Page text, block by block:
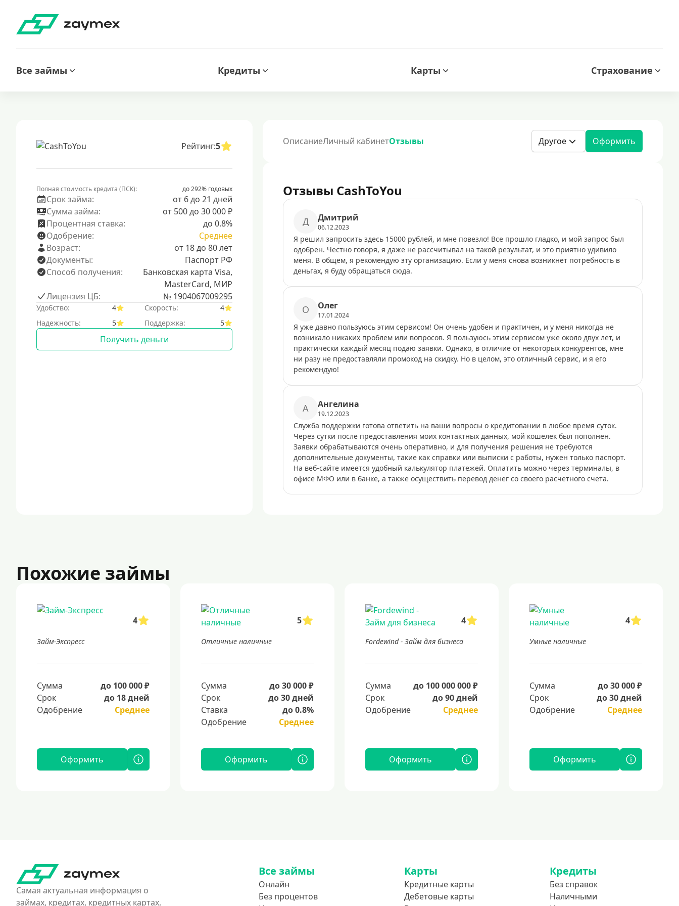
Все займы Кредиты Карты Страхование
Рейтинг:5
Полная стоимость кредита (ПСК): до 292% годовых
Срок займа:
от 6 до 21 дней
Сумма займа:
от 500 до 30 000 ₽
Процентная ставка:
до 0.8%
Одобрение:
Среднее
Возраст:
от 18 до 80 лет
Документы:
Паспорт РФ
Способ получения:
Банковская карта Visa,
MasterCard, МИР
Лицензия ЦБ:
№ 1904067009295
Удобство: 4 Скорость:
4
Надежность:
5 Поддержка: 5
Получить деньги
ОписаниеЛичный кабинетОтзывы Другое Оформить
Отзывы CashToYou
Д Дмитрий
06.12.2023
Я решил запросить здесь 15000 рублей, и мне повезло! Все прошло гладко, и мой запрос был
одобрен. Честно говоря, я даже не рассчитывал на такой результат, и это приятно удивило
меня. В общем, я рекомендую эту организацию. Если у меня снова возникнет потребность в
деньгах, я буду обращаться сюда.
О Олег
17.01.2024
Я уже давно пользуюсь этим сервисом! Он очень удобен и практичен, и у меня никогда не
возникало никаких проблем или вопросов. Я пользуюсь этим сервисом уже около двух лет, и
практически каждый месяц подаю заявки. Однако, в отличие от некоторых конкурентов, мне
ни разу не предоставляли промокод на скидку. Но в целом, это отличный сервис, и я его
рекомендую!
А Ангелина
19.12.2023
Служба поддержки готова ответить на ваши вопросы о кредитовании в любое время суток.
Через сутки после предоставления моих контактных данных, мой кошелек был пополнен.
Заявки обрабатываются очень оперативно, и для получения решения не требуются
дополнительные документы, такие как справки или выписки с работы, нужен только паспорт.
На веб-сайте имеется удобный калькулятор платежей. Оплатить можно через терминалы, в
офисе МФО или в банке, а также осуществить перевод денег со своего расчетного счета.
Похожие займы
4
Займ-Экспресс
Сумма
до 100 000 ₽
Срок
до 18 дней
Одобрение
Среднее
Оформить
5
Отличные наличные
Сумма
до 30 000 ₽
Срок
до 30 дней
Ставка
до 0.8%
Одобрение
Среднее
Оформить
4
Fordewind - Займ для бизнеса
Сумма
до 100 000 000 ₽
Срок
до 90 дней
Одобрение
Среднее
Оформить
4
Умные наличные
Сумма
до 30 000 ₽
Срок
до 30 дней
Одобрение
Среднее
Оформить
Самая актуальная информация о
займах, кредитах, кредитных картах,
Все займы
Онлайн
Без процентов
Карты
Кредитные карты
Дебетовые карты
Кредиты
Без справок
Наличными